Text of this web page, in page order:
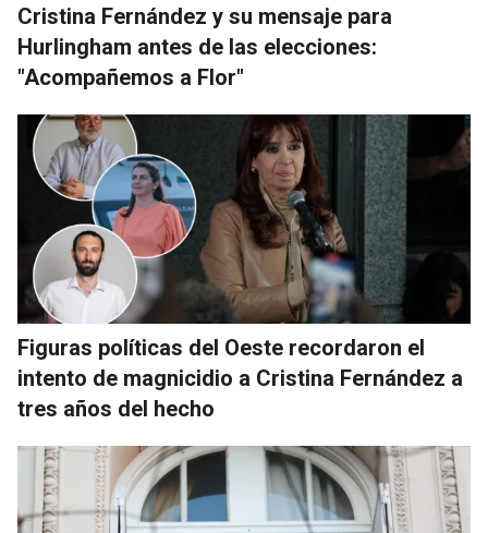
Cristina Fernández y su mensaje para
Hurlingham antes de las elecciones:
"Acompañemos a Flor"
Figuras políticas del Oeste recordaron el
intento de magnicidio a Cristina Fernández a
tres años del hecho